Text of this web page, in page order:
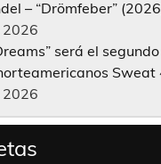
– “Drömfeber”
será el
Sweat